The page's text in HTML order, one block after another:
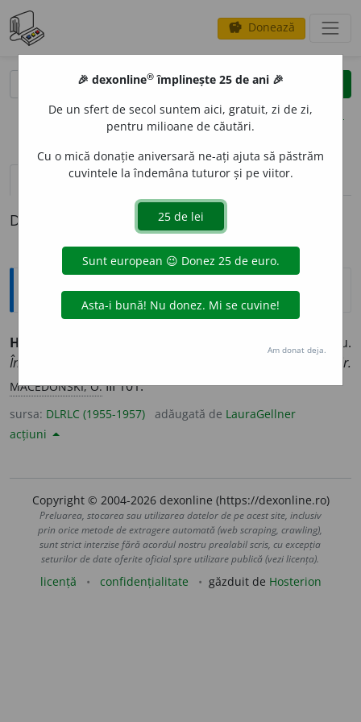
savings Donează
clear
opțiuni
definiții (1)
Definiția cu ID-ul 910960:
Explicative DEX
HAVA
(Învechit) Albastru ca cerul, azuriu.
Îmbrăca iar maloteaua de catifea havaie cusută cu fir.
MACEDONSKI, O.III 101.
sursa: DLRLC (1955-1957) adăugată de LauraGellner
acțiuni
Copyright © 2004-2026 dexonline (https://dexonline.ro)
Preluarea, stocarea sau utilizarea datelor de pe acest site, inclusiv
prin orice metode de extragere automată (web scraping, crawling),
sunt strict interzise fără acordul nostru prealabil scris, cu excepția
seturilor de date oferite oficial spre utilizare publică (vezi licența).
licență confidențialitate găzduit de Hosterion
🎉 dexonline® împlinește 25 de ani 🎉
De un sfert de secol suntem aici, gratuit, zi de zi,
pentru milioane de căutări.
Cu o mică donație aniversară ne-ați ajuta să păstrăm
cuvintele la îndemâna tuturor și pe viitor.
Am donat deja.